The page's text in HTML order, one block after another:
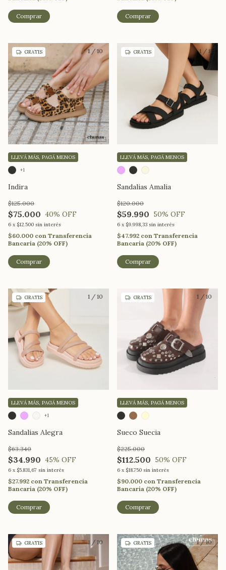
Comprar Comprar
1 / 10
GRATIS
Indira
$75.000
$125.000
40% OFF
6 x $12.500 sin interés
LLEVÁ MÁS, PAGÁ MENOS
$60.000 con Transferencia
Bancaria (20% OFF)
+1
Comprar
1 /8
GRATIS
Sandalias Amalia
$59.990
$120.000
50% OFF
6 x $9.998,33 sin interés
LLEVÁ MÁS, PAGÁ MENOS
$47.992 con Transferencia
Bancaria (20% OFF)
Comprar
1 / 10
GRATIS
Sandalias Alegra
$34.990
$63.340
45% OFF
6 x $5.831,67 sin interés
LLEVÁ MÁS, PAGÁ MENOS
$27.992 con Transferencia
Bancaria (20% OFF)
+1
Comprar
1 / 10
GRATIS
Sueco Suecia
$112.500
$225.000
50% OFF
6 x $18.750 sin interés
LLEVÁ MÁS, PAGÁ MENOS
$90.000 con Transferencia
Bancaria (20% OFF)
Comprar
1 / 10
GRATIS 1/10
GRATIS